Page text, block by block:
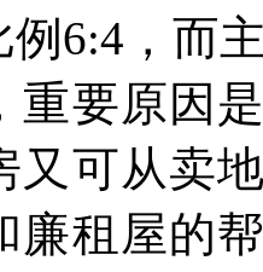
6:4 ，而
重要原因
又可从卖
廉租屋的